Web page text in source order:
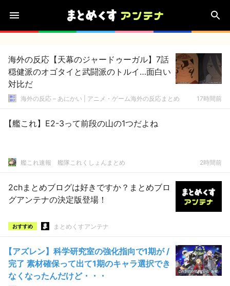
海外の反応【天幕のジャードゥーガル】7話
穏健派のオゴタイと武闘派のトルイ…面白い
対比だ
海外の反応 – あにかい | アニメ・ゲーム海外の反応まとめ 17時間前
【艦これ】E2-3って前段の山の1つだよね
艦これ速報 艦隊これくしょんまとめ 2時間前
2chまとめブログは好きですか？まとめブロ
グアンテナの決定版登場！
おすすめ まとめくすアンテナ
【アズレン】科学研究室の強化指向で1期が /
完了 素材確保って出て1期のキャラ選択でき
なくなったんだけど・・・